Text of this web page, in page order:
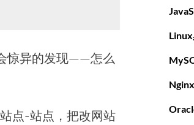
惊异的发现——怎么
点-站点，把改网站
Nginx